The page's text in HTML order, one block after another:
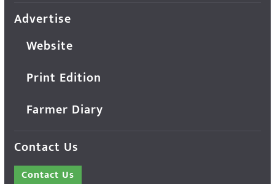
Advertise
Website
Print Edition
Farmer Diary
Contact Us
Contact Us